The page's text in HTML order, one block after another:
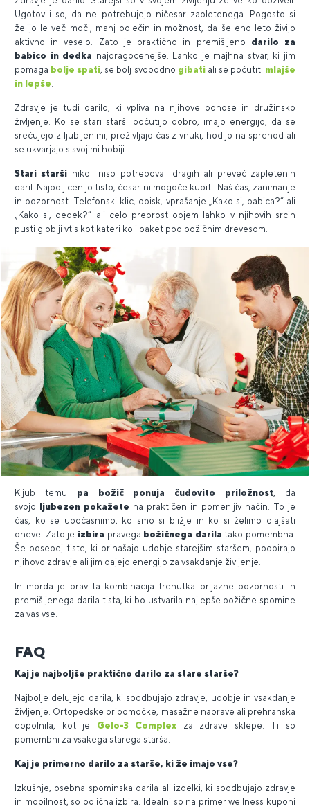
Ugotovili so, da ne potrebujejo ničesar zapletenega. Pogosto si
želijo le več moči, manj bolečin in možnost, da še eno leto živijo
aktivno in veselo. Zato je praktično in premišljeno darilo za
babico in dedka najdragocenejše. Lahko je majhna stvar, ki jim
pomaga bolje spati, se bolj svobodno gibatiali se počutiti mlajše
in lepše.
Zdravje je tudi darilo, ki vpliva na njihove odnose in družinsko
življenje. Ko se stari starši počutijo dobro, imajo energijo, da se
srečujejo z ljubljenimi, preživljajo čas z vnuki, hodijo na sprehod ali
se ukvarjajo s svojimi hobiji.
Stari starši nikoli niso potrebovali dragih ali preveč zapletenih
daril. Najbolj cenijo tisto, česar ni mogoče kupiti. Naš čas, zanimanje
in pozornost. Telefonski klic, obisk, vprašanje „Kako si, babica?“ ali
„Kako si, dedek?“ ali celo preprost objem lahko v njihovih srcih
pusti globlji vtis kot kateri koli paket pod božičnim drevesom.
Kljub temu pa božič ponuja čudovito priložnost , da
svojo ljubezen pokažete na praktičen in pomenljiv način. To je
čas, ko se upočasnimo, ko smo si bližje in ko si želimo olajšati
dneve. Zato je izbira pravega božičnega darilatako pomembna.
Še posebej tiste, ki prinašajo udobje starejšim staršem, podpirajo
njihovo zdravje ali jim dajejo energijo za vsakdanje življenje.
In morda je prav ta kombinacija trenutka prijazne pozornosti in
premišljenega darila tista, ki bo ustvarila najlepše božične spomine
za vas vse.
FAQ
Kaj je najboljše praktično darilo za stare starše?
Najbolje delujejo darila, ki spodbujajo zdravje, udobje in vsakdanje
življenje. Ortopedske pripomočke, masažne naprave ali prehranska
dopolnila, kot je Gelo-3 Complex za zdrave sklepe. Ti so
pomembni za vsakega starega starša.
Kaj je primerno darilo za starše, ki že imajo vse?
Izkušnje, osebna spominska darila ali izdelki, ki spodbujajo zdravje
in mobilnost, so odlična izbira. Idealni so na primer wellness kuponi